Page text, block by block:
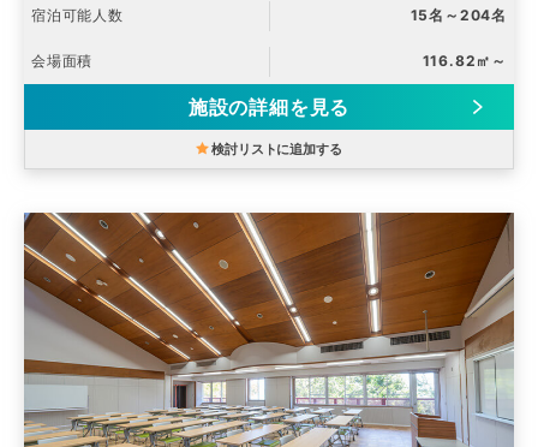
宿泊可能人数 15名～204名
会場面積 116.82㎡～
施設の詳細を見る
検討リストに追加する